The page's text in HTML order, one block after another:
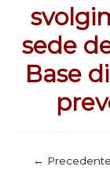
sede
Base
←